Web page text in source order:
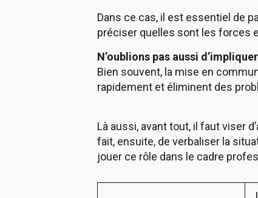
Dans ce cas, il est essentiel de
préciser quelles sont les forces
N’oublions pas aussi d’impliquer
Bien souvent, la mise en
rapidement et éliminent des
Là aussi, avant tout, il faut viser
fait, ensuite, de verbaliser la
jouer ce rôle dans le cadre